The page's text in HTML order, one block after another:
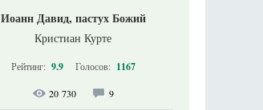
Иоанн Давид, пастух Божий
Кристиан Курте
Рейтинг: 9.9 Голосов: 1167
20 730 9